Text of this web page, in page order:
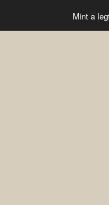
Mint a